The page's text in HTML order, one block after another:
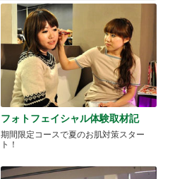
フォトフェイシャル体験取材記
期間限定コースで夏のお肌対策スター
ト！